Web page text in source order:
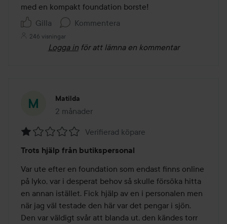
med en kompakt foundation borste!
Gilla
Kommentera
246 visningar
Logga in för att lämna en kommentar
Matilda
2 månader
Inlägget skapades 2 månader
1
av
5
Verifierad köpare
Trots hjälp från butikspersonal
Var ute efter en foundation som endast finns online
på lyko, var i desperat behov så skulle försöka hitta
en annan istället. Fick hjälp av en i personalen men
när jag väl testade den här var det pengar i sjön.
Den var väldigt svår att blanda ut, den kändes torr